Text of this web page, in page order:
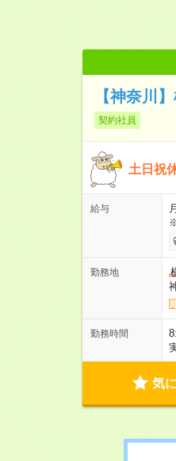
【神奈川
契約社員
土日祝
給与
勤務地
勤務時間
気